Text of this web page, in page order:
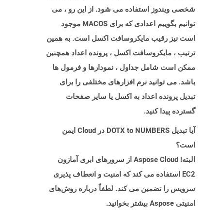
شخصی ویندوز استفاده می شود. از این رو ، می
توانیم بگوییم اعدادی که برای MACOS موجود
است نیز رقیب مایکروسافت اکسل است. به همین
ترتیب ، مایکروسافت اکسل ، پرونده اعداد همچنین
ممکن است شامل جداول ، نمودارها و فرمول ها
باشد. می توانید نرم افزارهای مختلفی را برای
تبدیل پرونده اعداد به اکسل یا سایر صفحات
گسترده پیدا کنید.
آیا تبدیل DOTX to NUMBERS در Cloud ایمن
است؟
البته! Aspose Cloud از سرورهای ابری آمازون
EC2 استفاده می کند که امنیت و انعطاف پذیری
سرویس را تضمین می کند. لطفاً درباره روش‌های
امنیتی Aspose بیشتر بخوانید.